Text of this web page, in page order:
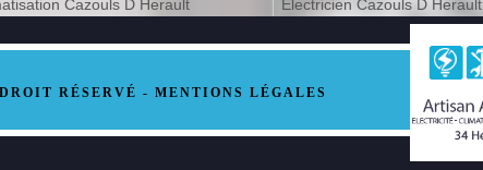
Cazouls D Herault
Electricien Cazouls D Herault
RÉSERVÉ - MENTIONS LÉGALES